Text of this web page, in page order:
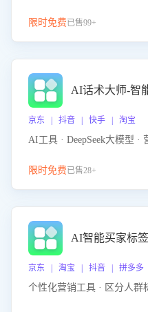
限时免费已售99+
AI话术大师-智
京东 | 抖音 | 快手 | 淘宝
AI工具 · DeepSeek大模型 ·
限时免费已售28+
AI智能买家标
京东 | 淘宝 | 抖音 | 拼多多
个性化营销工具 · 区分人群